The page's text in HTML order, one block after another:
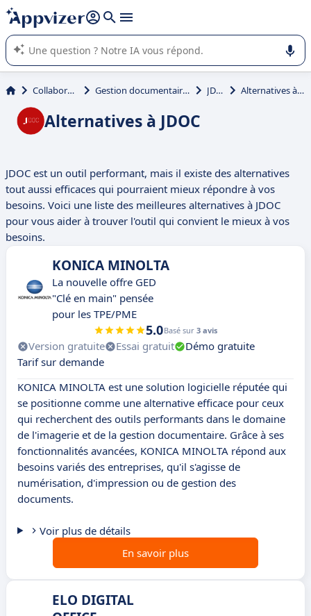
répondre (plusieurs lignes avec
L'IA de Appvizer vous guide dans l'utilisation ou la sélection de
logiciel SaaS en entreprise.
Collaboration Gestion documentaire (GED) JDOC Alternatives à JDOC
Alternatives à JDOC
JDOC est un outil performant, mais il existe des alternatives
tout aussi efficaces qui pourraient mieux répondre à vos
besoins. Voici une liste des meilleures alternatives à JDOC
pour vous aider à trouver l'outil qui convient le mieux à vos
besoins.
KONICA MINOLTA
La nouvelle offre GED
"Clé en main" pensée
pour les TPE/PME
5.0Basé sur 3 avis
Version gratuite Essai gratuit
Démo gratuite
Tarif sur demande
KONICA MINOLTA est une solution logicielle réputée qui
se positionne comme une alternative efficace pour ceux
qui recherchent des outils performants dans le domaine
de l'imagerie et de la gestion documentaire. Grâce à ses
fonctionnalités avancées, KONICA MINOLTA répond aux
besoins variés des entreprises, qu'il s'agisse de
numérisation, d'impression ou de gestion des
documents.
Voir plus de détails
En savoir plus
ELO DIGITAL